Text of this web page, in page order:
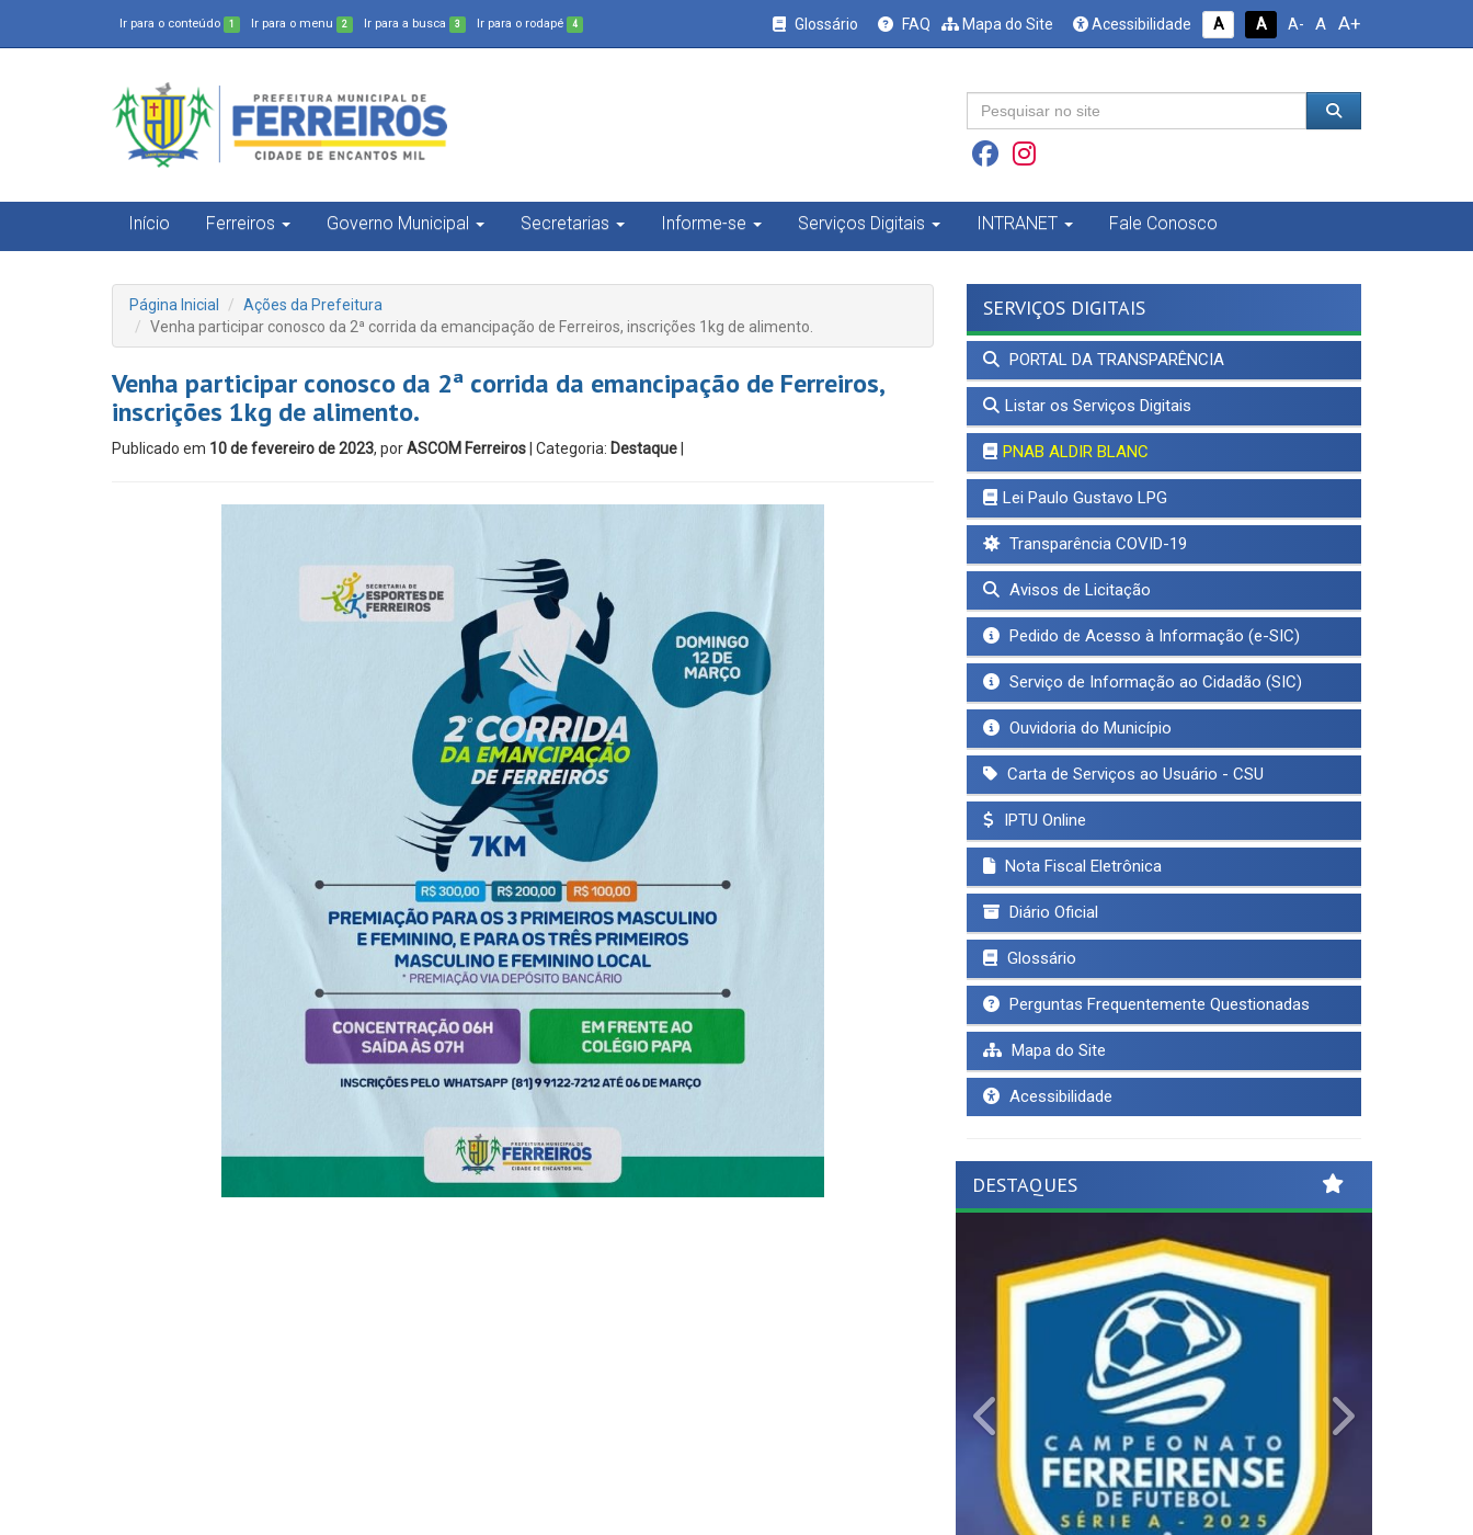
Ir para o conteúdo 1 Ir para o menu 2 Ir para a busca 3 Ir para o rodapé 4 Glossário FAQ Mapa do Site Acessibilidade A A A- A A+
Início Ferreiros Governo Municipal Secretarias Informe-se Serviços Digitais INTRANET Fale Conosco
Página Inicial
Ações da Prefeitura
Venha participar conosco da 2ª corrida da emancipação de Ferreiros, inscrições 1kg de alimento.
Venha participar conosco da 2ª corrida da emancipação de Ferreiros,
inscrições 1kg de alimento.
Publicado em 10 de fevereiro de 2023, porASCOM Ferreiros | Categoria: Destaque
SERVIÇOS DIGITAIS
PORTAL DA TRANSPARÊNCIA
Listar os Serviços Digitais
PNAB ALDIR BLANC
Lei Paulo Gustavo LPG
Transparência COVID-19
Avisos de Licitação
Pedido de Acesso à Informação (e-SIC)
Serviço de Informação ao Cidadão (SIC)
Ouvidoria do Município
Carta de Serviços ao Usuário - CSU
IPTU Online
Nota Fiscal Eletrônica
Diário Oficial
Glossário
Perguntas Frequentemente Questionadas
Mapa do Site
Acessibilidade
DESTAQUES